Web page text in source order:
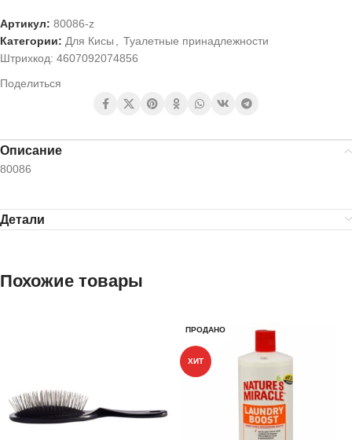
Артикул: 80086-z
Категории: Для Кисы
Туалетные принадлежности
Штрихкод: 4607092074856
Поделиться
Описание
80086
Детали
Похожие товары
ПРОДАНО
ХИТ